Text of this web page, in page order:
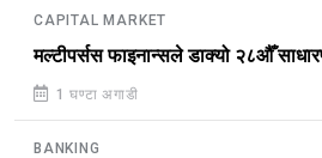
CAPITAL MARKET
मल्टीपर्सस फाइनान्सले डाक्यो २८औँ
1 घण्टा अगाडी
BANKING